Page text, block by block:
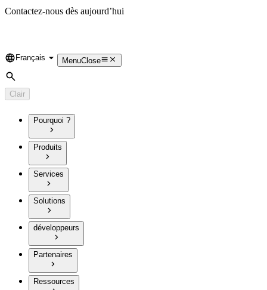
Contactez-nous dès aujourd’hui
Language
Français MenuClose
Rechercher
Clair
Pourquoi ?
Produits
Services
Solutions
développeurs
Partenaires
Ressources